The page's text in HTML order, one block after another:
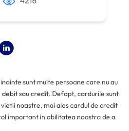
IN A NEW TAB)
(OPENS IN A NEW TAB)
sunt multe persoane care nu au
sau credit. Defapt, cardurile sunt
noastre, mai ales cardul de credit
important in abilitatea noastra de a